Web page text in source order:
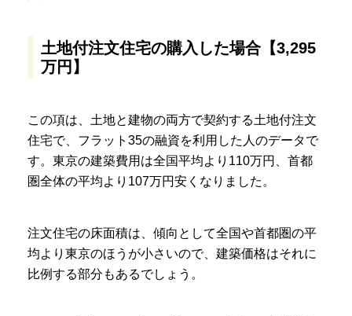
土地付注文住宅の購入した場合【3,295
万円】
この項は、土地と建物の両方で契約する土地付注文
住宅で、フラット35の融資を利用した人のデータで
す。東京の建築費用は全国平均より110万円、首都
圏全体の平均より107万円安くなりました。
注文住宅の床面積は、傾向として全国や首都圏の平
均より東京のほうが小さいので、建築価格はそれに
比例する部分もあるでしょう。